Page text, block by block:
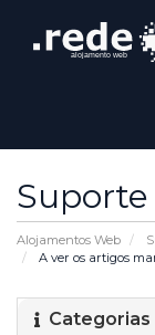
Suporte
Alojamentos Web
A ver os artigos
Categorias